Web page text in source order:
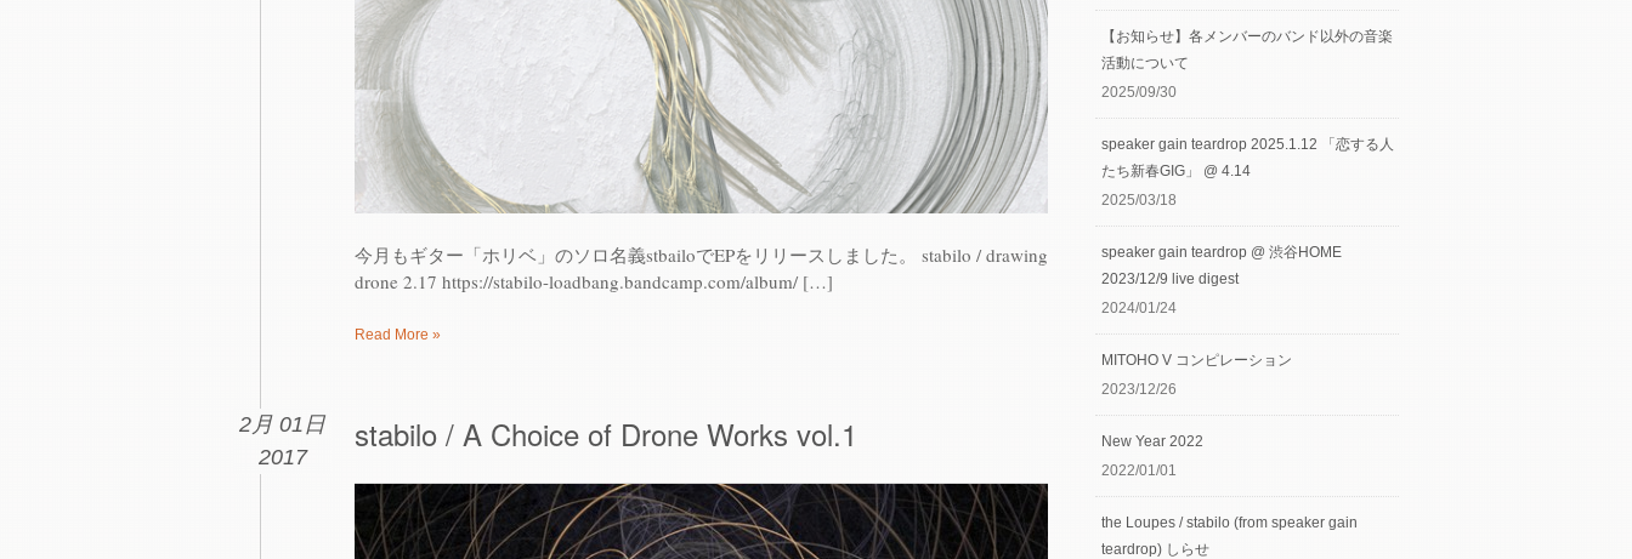
今月もギター「ホリベ」のソロ名義stbailoでEPをリリースしました。 stabilo / drawing
drone 2.17 https://stabilo-loadbang.bandcamp.com/album/ […]
Read More »
2月 01日
2017
stabilo / A Choice of Drone Works vol​.​1
【お知らせ】各メンバーのバンド以外の音楽
活動について
2025/09/30
speaker gain teardrop 2025.1.12 「恋する人
たち新春GIG」 @ 4.14
2025/03/18
speaker gain teardrop @ 渋谷HOME
2023/12/9 live digest
2024/01/24
MITOHO V コンピレーション
2023/12/26
New Year 2022
2022/01/01
the Loupes / stabilo (from speaker gain
teardrop) しらせ